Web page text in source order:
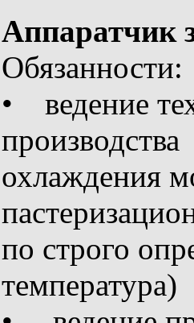
Аппаратчик
Обязанности:
• ведение
охлаждения
по строго
температура)